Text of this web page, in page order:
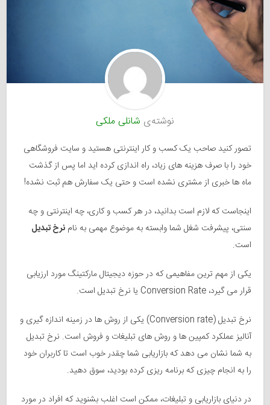
نوشته‌ی شانلی ملکی
تصور کنید صاحب یک کسب و کار اینترنتی هستید و سایت فروشگاهی
خود را با صرف هزینه های زیاد، راه اندازی کرده اید اما پس از گذشت
ماه ها خبری از مشتری نشده است و حتی یک سفارش هم ثبت نشده!
اینجاست که لازم است بدانید، در هر کسب و کاری، چه اینترنتی و چه
سنتی، پیشرفت شغل شما وابسته به موضوع مهمی به نامنرخ تبدیل
است.
یکی از مهم‌ ترین مفاهیمی که در حوزه دیجیتال مارکتینگ مورد ارزیابی
قرار می گیرد، Conversion Rate یا نرخ تبدیل است.
نرخ تبدیل (Conversion rate) یکی از روش ها در زمینه اندازه گیری و
آنالیز عملکرد کمپین ها و روش های تبلیغات و فروش است. نرخ تبدیل
به شما نشان می دهد که بازاریابی شما چقدر خوب است تا کاربران خود
را به انجام چیزی که برنامه ریزی کرده بودید، سوق دهید.
در دنیای بازاریابی و تبلیغات، ممکن است اغلب بشنوید که افراد در مورد